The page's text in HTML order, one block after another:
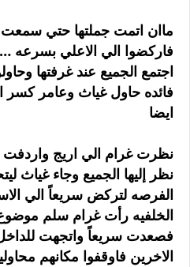
ماان اتمت جملتها حتي
فاركضوا الي الاعلي
اجتمع الجميع عند غرفتها
فائده حاول غياث وعامر كسر
ايضا
نظرت غرام الي اريج واردفت
نظر إليها الجميع وجاء غياث
الفرصه لتركض سريعاً الي
الخلفيه رأت غرام سلم
فصعدت سريعاً واتجهت
الاخرين فاوقفوا مكانهم